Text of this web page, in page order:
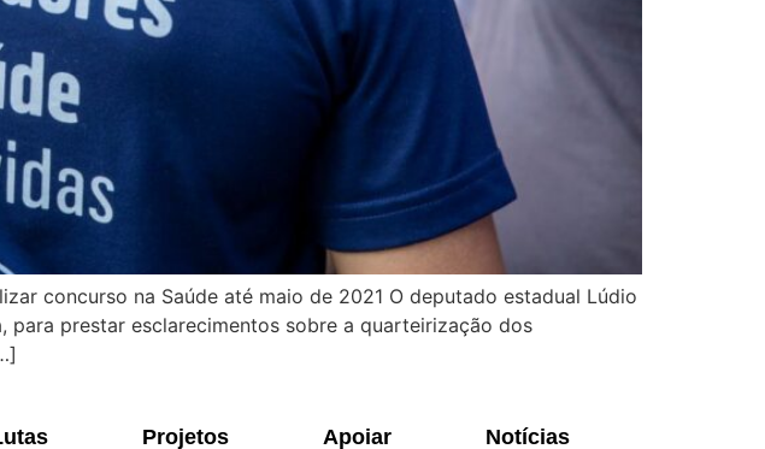
concurso na Saúde até maio de 2021 O deputado estadual Lúdio
para prestar esclarecimentos sobre a quarteirização dos
Projetos Apoiar Notícias